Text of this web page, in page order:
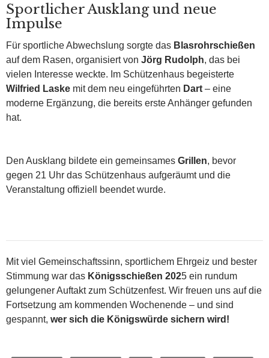
Sportlicher Ausklang und neue
Impulse
Für sportliche Abwechslung sorgte das Blasrohrschießen
auf dem Rasen, organisiert von Jörg Rudolph, das bei
vielen Interesse weckte. Im Schützenhaus begeisterte
Wilfried Laske mit dem neu eingeführten Dart – eine
moderne Ergänzung, die bereits erste Anhänger gefunden
hat.
Den Ausklang bildete ein gemeinsames Grillen, bevor
gegen 21 Uhr das Schützenhaus aufgeräumt und die
Veranstaltung offiziell beendet wurde.
Mit viel Gemeinschaftssinn, sportlichem Ehrgeiz und bester
Stimmung war das Königsschießen 2025 ein rundum
gelungener Auftakt zum Schützenfest. Wir freuen uns auf die
Fortsetzung am kommenden Wochenende – und sind
gespannt, wer sich die Königswürde sichern wird!